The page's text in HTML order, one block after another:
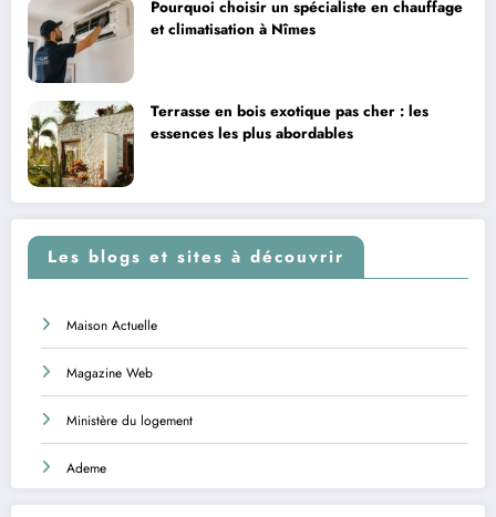
Pourquoi choisir un spécialiste en chauffage
et climatisation à Nîmes
Terrasse en bois exotique pas cher : les
essences les plus abordables
Les blogs et sites à découvrir
Maison Actuelle
Magazine Web
Ministère du logement
Ademe